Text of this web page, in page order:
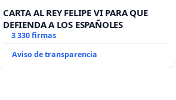
CARTA AL REY FELIPE VI PARA QUE
DEFIENDA A LOS ESPAÑOLES
3 330 firmas
Aviso de transparencia